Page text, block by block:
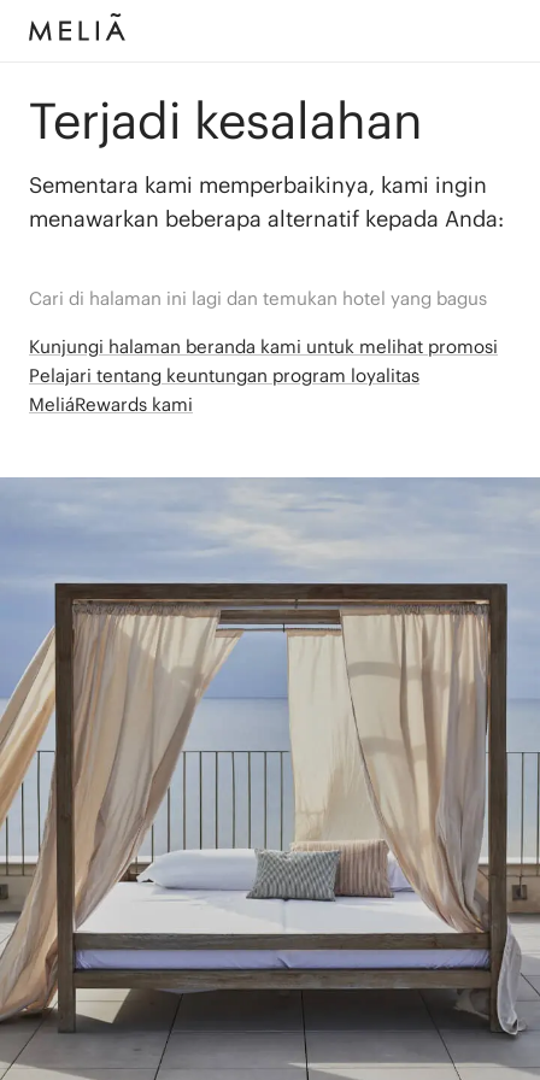
Terjadi kesalahan
Sementara kami memperbaikinya, kami ingin
menawarkan beberapa alternatif kepada Anda:
Cari di halaman ini lagi dan temukan hotel yang bagus
Kunjungi halaman beranda kami untuk melihat promosi
Pelajari tentang keuntungan program loyalitas
MeliáRewards kami